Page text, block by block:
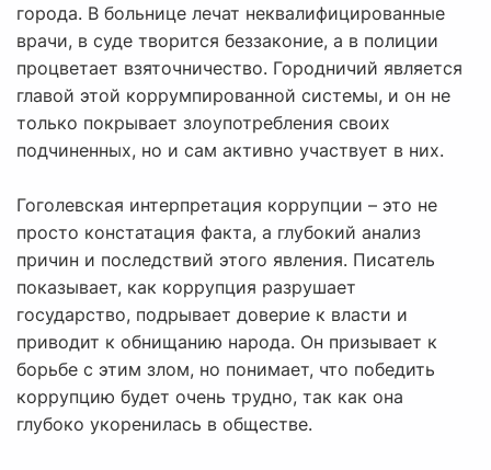
города. В больнице лечат неквалифицированные
врачи, в суде творится беззаконие, а в полиции
процветает взяточничество. Городничий является
главой этой коррумпированной системы, и он не
только покрывает злоупотребления своих
подчиненных, но и сам активно участвует в них.
Гоголевская интерпретация коррупции – это не
просто констатация факта, а глубокий анализ
причин и последствий этого явления. Писатель
показывает, как коррупция разрушает
государство, подрывает доверие к власти и
приводит к обнищанию народа. Он призывает к
борьбе с этим злом, но понимает, что победить
коррупцию будет очень трудно, так как она
глубоко укоренилась в обществе.